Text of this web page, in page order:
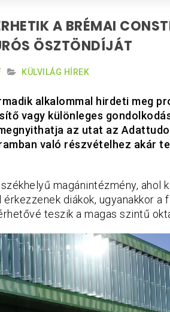
A BRÉMAI
ÖSZTÖNDÍJÁT
KÜLVILÁG HÍREK
alkalommal hirdeti meg
vagy különleges
az utat az
való részvételhez akár
magánintézmény, ahol
diákok, ugyanakkor a
teszik a magas szintű